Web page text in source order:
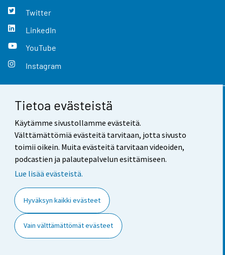
Tietoa evästeistä
Käytämme sivustollamme evästeitä.
Välttämättömiä evästeitä tarvitaan, jotta sivusto
toimii oikein. Muita evästeitä tarvitaan videoiden,
podcastien ja palautepalvelun esittämiseen.
Lue lisää evästeistä.
Hyväksyn kaikki evästeet
Vain välttämättömät evästeet
Twitter
LinkedIn
YouTube
Instagram
Yhteystiedot
Palaute
Käyttöehdot
Saavutettavuus
Tietoa sivustosta
Evästeasetukset